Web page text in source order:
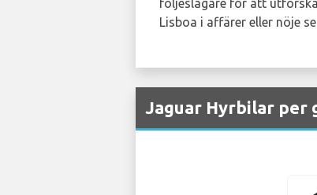
följeslagare för att
Lisboa i affärer eller nöje
Jaguar Hyrbilar per